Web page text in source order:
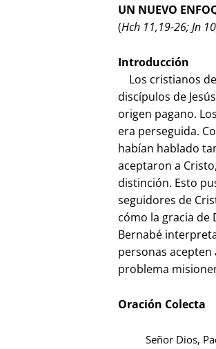
UN NUEVO
(Hch 11,19-26; Jn
Introducción
Los cristianos
discípulos de
origen pagano.
era perseguida.
habían hablado
aceptaron a
distinción. Esto
seguidores de
cómo la gracia de
Bernabé
personas acepten
problema
Oración Colecta
Señor Dios,